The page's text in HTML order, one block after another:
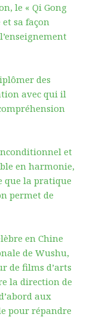
le « Qi Gong
sa façon
des
avec qui il
et
en harmonie,
que la pratique
permet de
en Chine
de Wushu,
de films d’arts
la direction de
aux
pour répandre